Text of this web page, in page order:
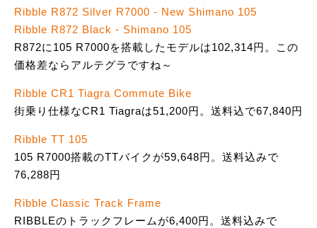
Ribble R872 Silver R7000 - New Shimano 105
Ribble R872 Black - Shimano 105
R872に105 R7000を搭載したモデルは102,314円。この
価格差ならアルテグラですね～
Ribble CR1 Tiagra Commute Bike
街乗り仕様なCR1 Tiagraは51,200円。送料込で67,840円
Ribble TT 105
105 R7000搭載のTTバイクが59,648円。送料込みで
76,288円
Ribble Classic Track Frame
RIBBLEのトラックフレームが6,400円。送料込みで